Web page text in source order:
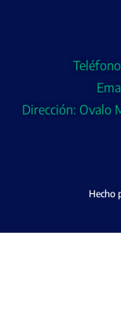
Dirección: Ovalo
Hecho